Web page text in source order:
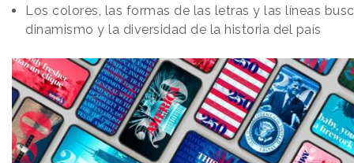
Los colores, las formas de las letras y las líneas
dinamismo y la diversidad de la historia del país